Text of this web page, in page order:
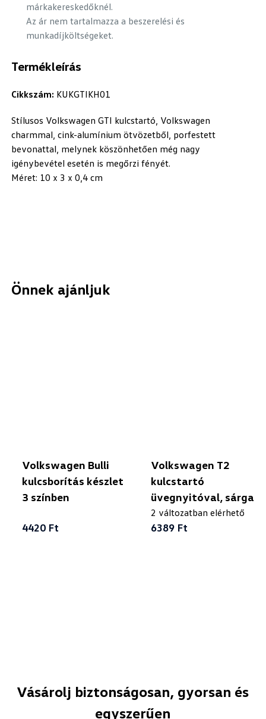
Termékleírás
Cikkszám: KUKGTIKH01
Stílusos Volkswagen GTI kulcstartó, Volkswagen
charmmal, cink-alumínium ötvözetből, porfestett
bevonattal, melynek köszönhetően még nagy
igénybevétel esetén is megőrzi fényét.
Méret: 10 x 3 x 0,4 cm
márkakereskedőknél.
Az ár nem tartalmazza a beszerelési és
munkadíjköltségeket.
Önnek ajánljuk
Volkswagen Bulli
kulcsborítás készlet
3 színben
4420 Ft
Volkswagen T2
kulcstartó
üvegnyitóval, sárga
2 változatban elérhető
6389 Ft
Vásárolj biztonságosan, gyorsan és
egyszerűen